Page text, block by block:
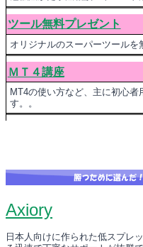
ツール無料プレゼント
オリジナルのスーパーツールを
ＭＴ４講座
MT4の使い方など、主に初心
す。。
Axiory
日本人向けに作られた低スプレ